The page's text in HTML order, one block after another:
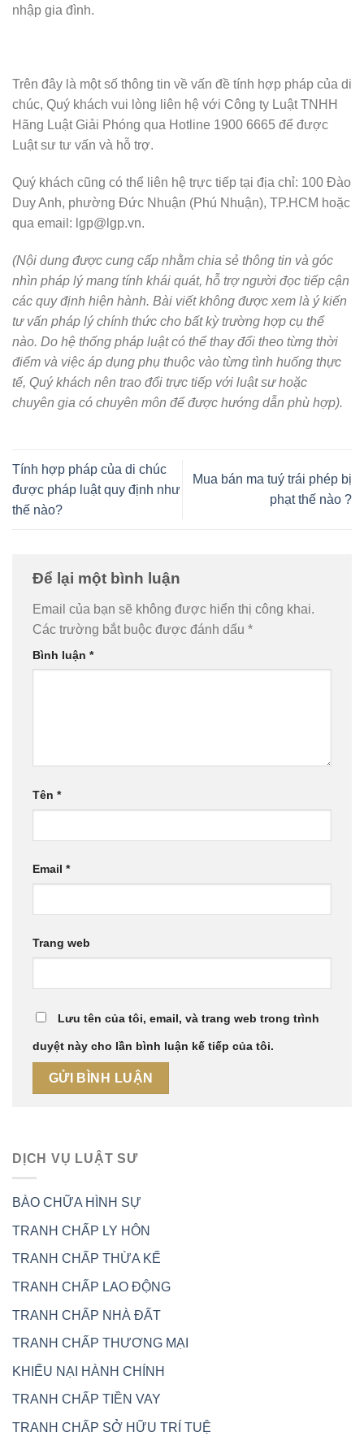
nhập gia đình.
Trên đây là một số thông tin về vấn đề tính hợp pháp của di
chúc, Quý khách vui lòng liên hệ với Công ty Luật TNHH
Hãng Luật Giải Phóng qua Hotline 1900 6665 để được
Luật sư tư vấn và hỗ trợ.
Quý khách cũng có thể liên hệ trực tiếp tại địa chỉ: 100 Đào
Duy Anh, phường Đức Nhuận (Phú Nhuận), TP.HCM hoặc
qua email: lgp@lgp.vn.
(Nội dung được cung cấp nhằm chia sẻ thông tin và góc
nhìn pháp lý mang tính khái quát, hỗ trợ người đọc tiếp cận
các quy định hiện hành. Bài viết không được xem là ý kiến
tư vấn pháp lý chính thức cho bất kỳ trường hợp cụ thể
nào. Do hệ thống pháp luật có thể thay đổi theo từng thời
điểm và việc áp dụng phụ thuộc vào từng tình huống thực
tế, Quý khách nên trao đổi trực tiếp với luật sư hoặc
chuyên gia có chuyên môn để được hướng dẫn phù hợp).
Tính hợp pháp của di chúc
được pháp luật quy định như
thế nào?
Mua bán ma tuý trái phép bị
phạt thế nào ?
Để lại một bình luận
Email của bạn sẽ không được hiển thị công khai.
Các trường bắt buộc được đánh dấu *
Bình luận *
Tên *
Email *
Trang web
Lưu tên của tôi, email, và trang web trong trình
duyệt này cho lần bình luận kế tiếp của tôi.
DỊCH VỤ LUẬT SƯ
BÀO CHỮA HÌNH SỰ
TRANH CHẤP LY HÔN
TRANH CHẤP THỪA KẾ
TRANH CHẤP LAO ĐỘNG
TRANH CHẤP NHÀ ĐẤT
TRANH CHẤP THƯƠNG MẠI
KHIẾU NẠI HÀNH CHÍNH
TRANH CHẤP TIỀN VAY
TRANH CHẤP SỞ HỮU TRÍ TUỆ